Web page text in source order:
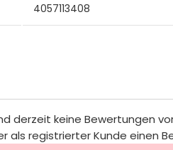
4057113408
derzeit keine Bewertungen
als registrierter Kunde einen